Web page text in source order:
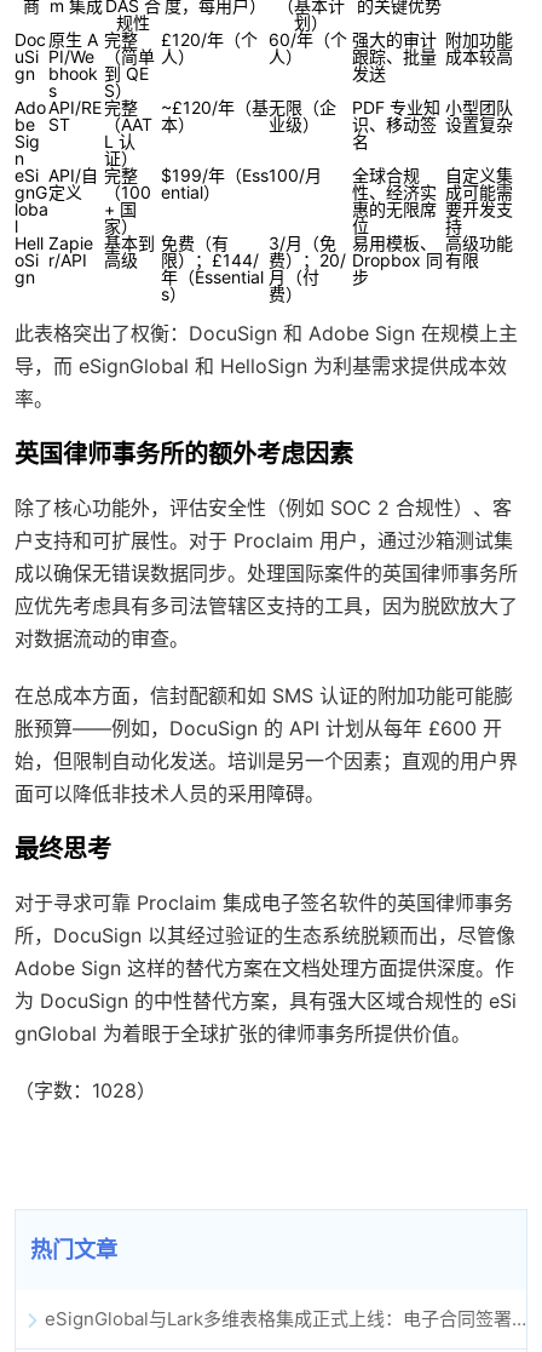
商 m 集成 DAS 合
规性
度，每用户）
（基本计
划）
的关键优势
Doc
uSi
gn
原生 A
PI/We
bhook
s
完整
（简单
到 QE
S）
£120/年（个
人）
60/年（个
人）
强大的审计
跟踪、批量
发送
附加功能
成本较高
Ado
be
Sig
n
API/RE
ST
完整
（AAT
L 认
证）
~£120/年（基
本）
无限（企
业级）
PDF 专业知
识、移动签
名
小型团队
设置复杂
eSi
gnG
loba
l
API/自
定义
完整
（100
+ 国
家）
$199/年（Ess
ential）
100/月
全球合规
性、经济实
惠的无限席
位
自定义集
成可能需
要开发支
持
Hell
oSi
gn
Zapie
r/API
基本到
高级
免费（有
限）；£144/
年（Essential
s）
3/月（免
费）；20/
月（付
费）
易用模板、
Dropbox 同
步
高级功能
有限
此表格突出了权衡：DocuSign 和 Adobe Sign 在规模上主
导，而 eSignGlobal 和 HelloSign 为利基需求提供成本效
率。
英国律师事务所的额外考虑因素
除了核心功能外，评估安全性（例如 SOC 2 合规性）、客
户支持和可扩展性。对于 Proclaim 用户，通过沙箱测试集
成以确保无错误数据同步。处理国际案件的英国律师事务所
应优先考虑具有多司法管辖区支持的工具，因为脱欧放大了
对数据流动的审查。
在总成本方面，信封配额和如 SMS 认证的附加功能可能膨
胀预算——例如，DocuSign 的 API 计划从每年 £600 开
始，但限制自动化发送。培训是另一个因素；直观的用户界
面可以降低非技术人员的采用障碍。
最终思考
对于寻求可靠 Proclaim 集成电子签名软件的英国律师事务
所，DocuSign 以其经过验证的生态系统脱颖而出，尽管像
Adobe Sign 这样的替代方案在文档处理方面提供深度。作
为 DocuSign 的中性替代方案，具有强大区域合规性的 eSi
gnGlobal 为着眼于全球扩张的律师事务所提供价值。
（字数：1028）
热门文章
eSignGlobal与Lark多维表格集成正式上线：电子合同签署归档全程自动化